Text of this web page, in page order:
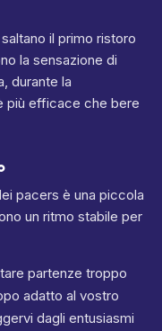
il primo ristoro
la sensazione di
durante la
più efficace che bere
pacers è una piccola
un ritmo stabile per
partenze troppo
adatto al vostro
dagli entusiasmi